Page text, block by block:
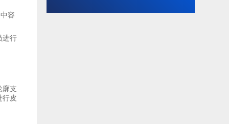
容
进行
廓支
行皮